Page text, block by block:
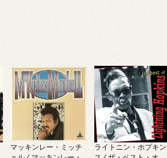
マッキンレー・ミッチ
ライトニン・ホプキン